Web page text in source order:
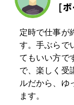
[
定時で仕事が
す。手ぶらで
てもいい方で
で、楽しく受
ルだから、ゆ
ます。